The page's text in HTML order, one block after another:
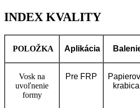
INDEX KVALITY
POLOŽKA Aplikácia
Vosk na
uvoľnenie
formy
Pre FRP
krabica